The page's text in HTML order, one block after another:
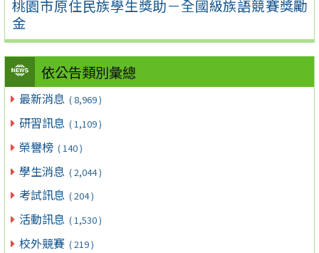
桃園市原住民族學生獎助－全國級族語競賽獎勵
金
依公告類別彙總
最新消息 ( 8,969 )
研習訊息 ( 1,109 )
榮譽榜 ( 140 )
學生消息 ( 2,044 )
考試訊息 ( 204 )
活動訊息 ( 1,530 )
校外競賽 ( 219 )